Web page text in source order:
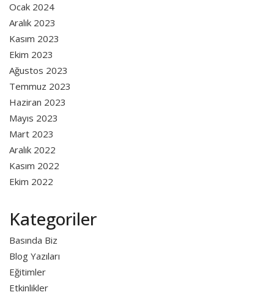
Ocak 2024
Aralık 2023
Kasım 2023
Ekim 2023
Ağustos 2023
Temmuz 2023
Haziran 2023
Mayıs 2023
Mart 2023
Aralık 2022
Kasım 2022
Ekim 2022
Kategoriler
Basında Biz
Blog Yazıları
Eğitimler
Etkinlikler